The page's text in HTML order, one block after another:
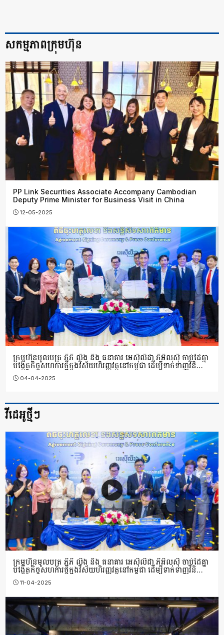
សកម្មភាព​ក្រុមហ៊ុន
PP Link Securities Associate Accompany Cambodian
Deputy Prime Minister for Business Visit in China
12-05-2025
ក្រុមហ៊ុន​មូលបត្រ ភីភី លីង និង ធនាគារ អេស៊ីលីដា ភីអិលស៊ី ចាប់ដៃគ្នា
បង្កើតកិច្ចសហការថ្មីក្នុងវិស័យហិរញ្ញវត្ថុនៅកម្ពុជា ដើម្បីទាក់ទាញវិនិ
យោគិនបរទេស
04-04-2025
វីដេអូថ្មីៗ
ក្រុមហ៊ុន​មូលបត្រ ភីភី លីង និង ធនាគារ អេស៊ីលីដា ភីអិលស៊ី ចាប់ដៃគ្នា
បង្កើតកិច្ចសហការថ្មីក្នុងវិស័យហិរញ្ញវត្ថុនៅកម្ពុជា ដើម្បីទាក់ទាញវិនិ
យោគិនបរទេស
11-04-2025